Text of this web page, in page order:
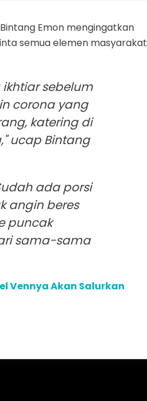
Emon mengingatkan
semua elemen masyarakat
sebelum
corona yang
katering di
ucap Bintang
ada porsi
angin beres
puncak
sama-sama
Vennya Akan Salurkan